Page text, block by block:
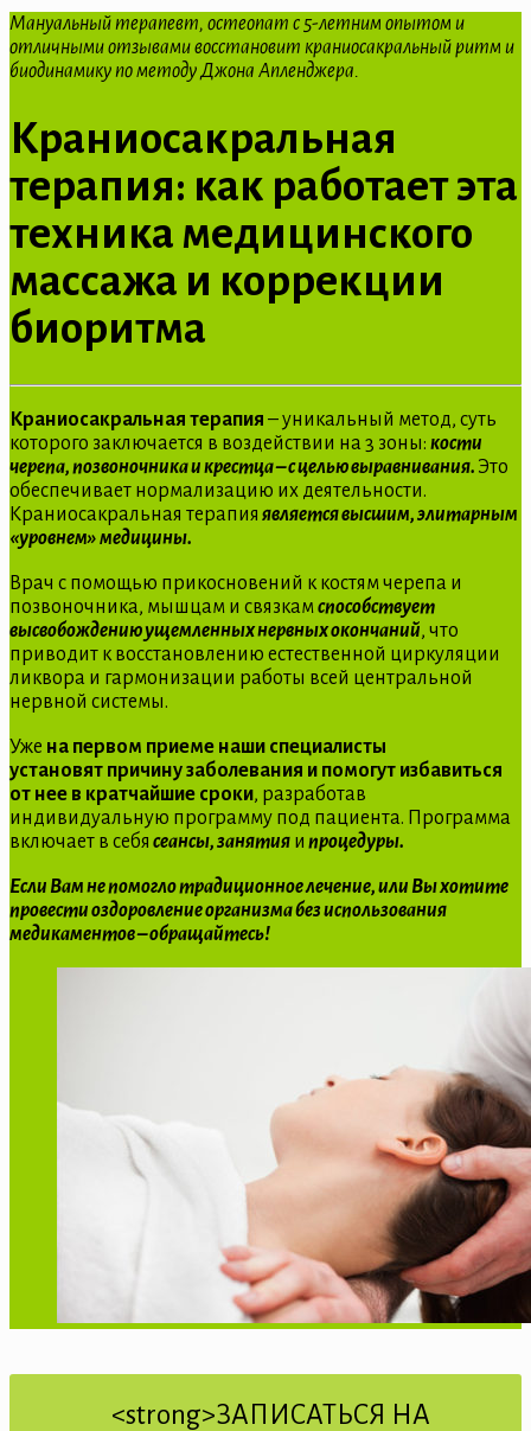
Мануальный терапевт, остеопат с 5-летним опытом и
отличными отзывами восстановит краниосакральный ритм и
биодинамику по методу Джона Апленджера.
Краниосакральная
терапия: как работает эта
техника медицинского
массажа и коррекции
биоритма
Краниосакральная терапия – уникальный метод, суть
которого заключается в воздействии на 3 зоны: кости
черепа, позвоночника и крестца – с целью выравнивания. Это
обеспечивает нормализацию их деятельности.
Краниосакральная терапия является высшим, элитарным
«уровнем» медицины.
Врач с помощью прикосновений к костям черепа и
позвоночника, мышцам и связкам способствует
высвобождению ущемленных нервных окончаний, что
приводит к восстановлению естественной циркуляции
ликвора и гармонизации работы всей центральной
нервной системы.
Уже на первом приеме наши специалисты
установят причину заболевания и помогут избавиться
от нее в кратчайшие сроки, разработав
индивидуальную программу под пациента. Программа
включает в себя сеансы, занятия и процедуры.
Если Вам не помогло традиционное лечение, или Вы хотите
провести оздоровление организма без использования
медикаментов – обращайтесь!
<strong>ЗАПИСАТЬСЯ НА